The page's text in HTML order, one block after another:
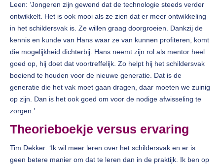
Leen: ‘Jongeren zijn gewend dat de technologie steeds verder
ontwikkelt. Het is ook mooi als ze zien dat er meer ontwikkeling
in het schildersvak is. Ze willen graag doorgroeien. Dankzij de
kennis en kunde van Hans waar ze van kunnen profiteren, komt
die mogelijkheid dichterbij. Hans neemt zijn rol als mentor heel
goed op, hij doet dat voortreffelijk. Zo helpt hij het schildersvak
boeiend te houden voor de nieuwe generatie. Dat is de
generatie die het vak moet gaan dragen, daar moeten we zuinig
op zijn. Dan is het ook goed om voor de nodige afwisseling te
zorgen.’
Theorieboekje versus ervaring
Tim Dekker: ‘Ik wil meer leren over het schildersvak en er is
geen betere manier om dat te leren dan in de praktijk. Ik ben op